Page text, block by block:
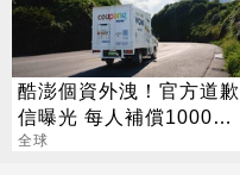
酷澎個資外洩！官方道歉
信曝光 每人補償1000元
購物金
全球